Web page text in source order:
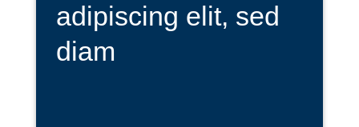
adipiscing elit, sed
diam